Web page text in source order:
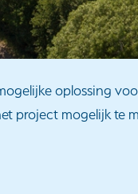
oplossing
project mogelijk te